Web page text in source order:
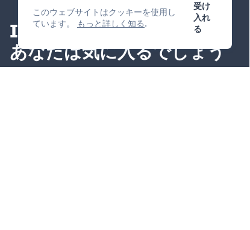
このウェブサイトはクッキーを使用し
ています。
もっと詳しく知る.
受け
入れ
る
IP管理プラットフォーム
あなたは気に入るでしょう